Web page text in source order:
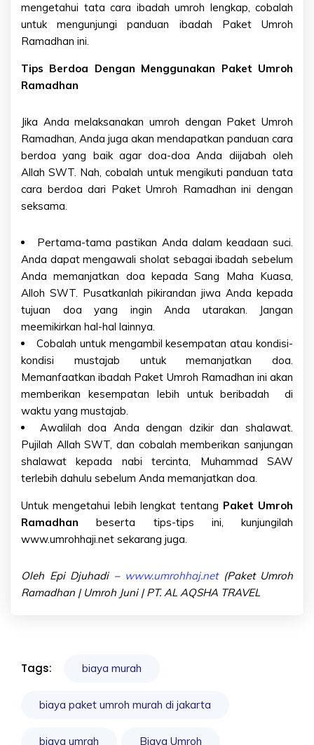
mengetahui tata cara ibadah umroh lengkap, cobalah
untuk mengunjungi panduan ibadah Paket Umroh
Ramadhan ini.
Tips Berdoa Dengan Menggunakan Paket Umroh
Ramadhan
Jika Anda melaksanakan umroh dengan Paket Umroh
Ramadhan, Anda juga akan mendapatkan panduan cara
berdoa yang baik agar doa-doa Anda diijabah oleh
Allah SWT. Nah, cobalah untuk mengikuti panduan tata
cara berdoa dari Paket Umroh Ramadhan ini dengan
seksama.
Pertama-tama pastikan Anda dalam keadaan suci.
Anda dapat mengawali sholat sebagai ibadah sebelum
Anda memanjatkan doa kepada Sang Maha Kuasa,
Alloh SWT. Pusatkanlah pikirandan jiwa Anda kepada
tujuan doa yang ingin Anda utarakan. Jangan
meemikirkan hal-hal lainnya.
Cobalah untuk mengambil kesempatan atau kondisi-
kondisi mustajab untuk memanjatkan doa.
Memanfaatkan ibadah Paket Umroh Ramadhan ini akan
memberikan kesempatan lebih untuk beribadah di
waktu yang mustajab.
Awalilah doa Anda dengan dzikir dan shalawat.
Pujilah Allah SWT, dan cobalah memberikan sanjungan
shalawat kepada nabi tercinta, Muhammad SAW
terlebih dahulu sebelum Anda memanjatkan doa.
Untuk mengetahui lebih lengkat tentang Paket Umroh
Ramadhan beserta tips-tips ini, kunjungilah
www.umrohhaji.net sekarang juga.
Oleh Epi Djuhadi –www.umrohhaj.net (Paket Umroh
Ramadhan | Umroh Juni | PT. AL AQSHA TRAVEL
Tags: biaya murah
biaya paket umroh murah di jakarta
biaya umrah Biaya Umroh